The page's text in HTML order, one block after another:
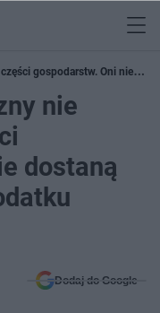
gospodarstw. Oni nie
nie
dostaną
Dodaj do Google